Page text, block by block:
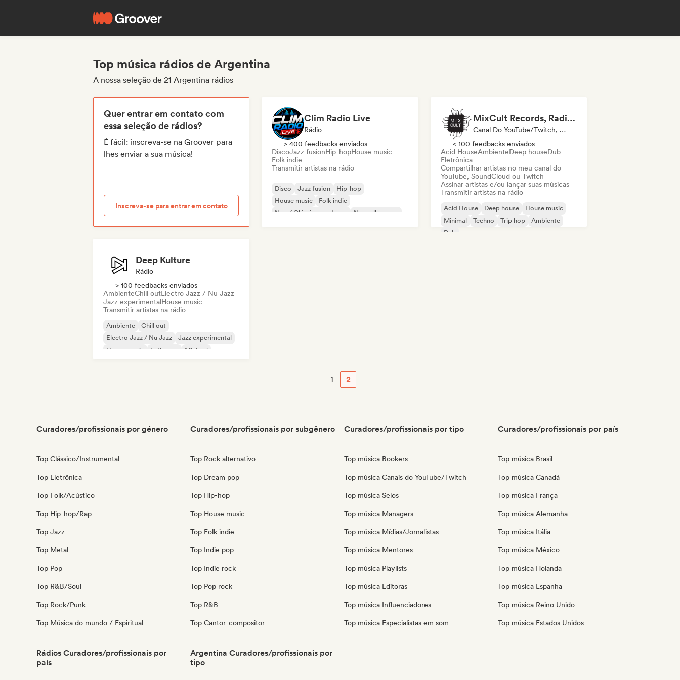
Top música rádios de Argentina
A nossa seleção de 21 Argentina rádios
Quer entrar em contato com
essa seleção de rádios?
É fácil: inscreva-se na Groover para
lhes enviar a sua música!
Inscreva-se para entrar em contato
Clim Radio Live
Rádio
> 400 feedbacks enviados
DiscoJazz fusionHip-hopHouse music
Folk indie
Transmitir artistas na rádio
Disco Jazz fusion
Hip-hop
House music
Folk indie
Neo / Clássico moderno
Nouvelle scene
MixCult Records, Radio and Sub Labels
Canal Do YouTube/Twitch, Selo, Rádio
< 100 feedbacks enviados
Acid HouseAmbienteDeep houseDub
Eletrônica
Compartilhar artistas no meu canal do
YouTube, SoundCloud ou Twitch
Assinar artistas e/ou lançar suas músicas
Transmitir artistas na rádio
Acid House Deep house
House music
Minimal
Techno Trip hop
Ambiente
Dub
Deep Kulture
Rádio
> 100 feedbacks enviados
AmbienteChill outElectro Jazz / Nu Jazz
Jazz experimentalHouse music
Transmitir artistas na rádio
Ambiente
Chill out
Electro Jazz / Nu Jazz
Jazz experimental
House music
Indie pop
Minimal
1 2
Curadores/profissionais por género
Top Clássico/Instrumental
Top Eletrônica
Top Folk/Acústico
Top Hip-hop/Rap
Top Jazz
Top Metal
Top Pop
Top R&B/Soul
Top Rock/Punk
Top Música do mundo / Espiritual
Curadores/profissionais por subgênero
Top Rock alternativo
Top Dream pop
Top Hip-hop
Top House music
Top Folk indie
Top Indie pop
Top Indie rock
Top Pop rock
Top R&B
Top Cantor-compositor
Curadores/profissionais por tipo
Top música Bookers
Top música Canais do YouTube/Twitch
Top música Selos
Top música Managers
Top música Mídias/Jornalistas
Top música Mentores
Top música Playlists
Top música Editoras
Top música Influenciadores
Top música Especialistas em som
Curadores/profissionais por país
Top música Brasil
Top música Canadá
Top música França
Top música Alemanha
Top música Itália
Top música México
Top música Holanda
Top música Espanha
Top música Reino Unido
Top música Estados Unidos
Rádios Curadores/profissionais por
país
Argentina Curadores/profissionais por
tipo